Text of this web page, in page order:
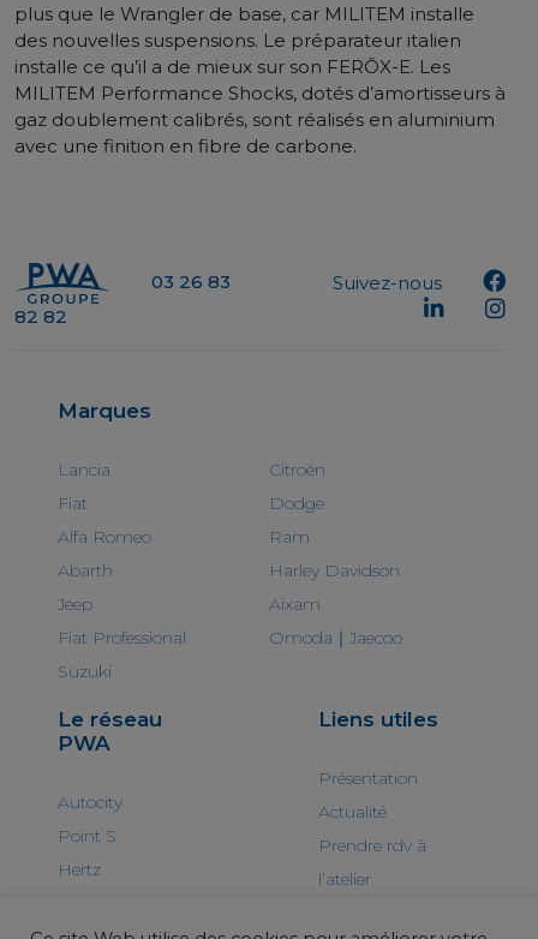
plus que le Wrangler de base, car MILITEM installe
des nouvelles suspensions. Le préparateur italien
installe ce qu’il a de mieux sur son FERŌX-E. Les
MILITEM Performance Shocks, dotés d’amortisseurs à
gaz doublement calibrés, sont réalisés en aluminium
avec une finition en fibre de carbone.
03 26 83
82 82
Suivez-nous
Marques
Lancia
Fiat
Alfa Romeo
Abarth
Jeep
Fiat Professional
Suzuki
Citroën
Dodge
Ram
Harley Davidson
Aixam
Omoda｜Jaecoo
Le réseau
PWA
Autocity
Point S
Hertz
Liens utiles
Présentation
Actualité
Prendre rdv à
l’atelier